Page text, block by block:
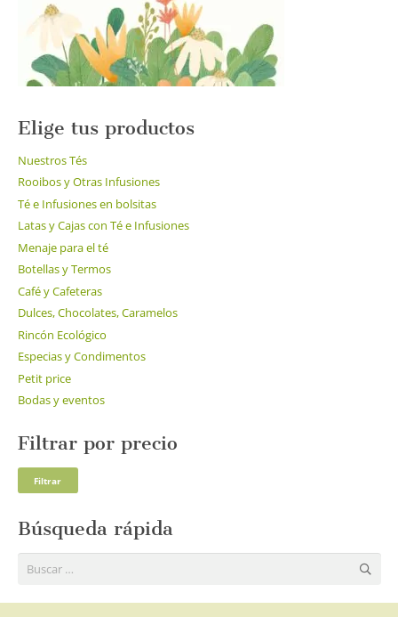
página
de
producto
Elige tus productos
Nuestros Tés
Rooibos y Otras Infusiones
Té e Infusiones en bolsitas
Latas y Cajas con Té e Infusiones
Menaje para el té
Botellas y Termos
Café y Cafeteras
Dulces, Chocolates, Caramelos
Rincón Ecológico
Especias y Condimentos
Petit price
Bodas y eventos
Filtrar por precio
Filtrar
Búsqueda rápida
Buscar: